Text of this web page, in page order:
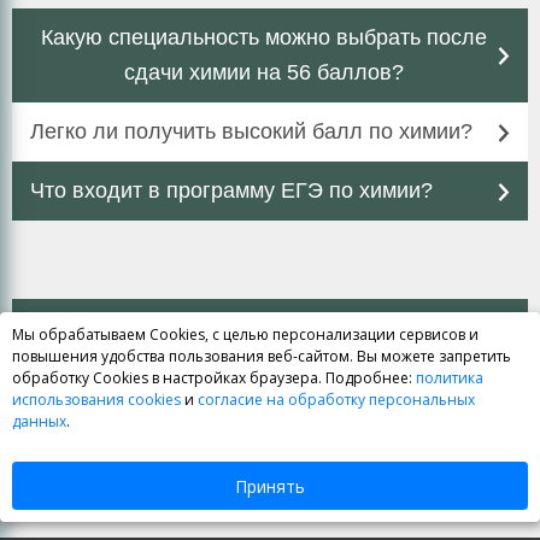
На наших онлайн курсах можно найти много
бесплатных материалов для дополнительной
подготовки к экзамену. Мы ежемесячно
выкладываем статьи по билетам ЕГЭ для
всеобщего ознакомления.
Все они написаны опытными преподавателями и
Какую специальность можно выбрать после
сдачи химии на 56 баллов?
Легко ли получить высокий балл по химии?
Что входит в программу ЕГЭ по химии?
Задать вопрос
Посмотреть все вопросы
Мы обрабатываем Cookies, с целью персонализации сервисов и
повышения удобства пользования веб-сайтом. Вы можете запретить
обработку Cookies в настройках браузера. Подробнее: политика
использования cookiesи согласие на обработку персональных
данных.
Принять